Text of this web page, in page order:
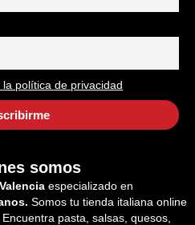
política de privacidad
somos
especializado en
Somos tu tienda italiana online
. Encuentra pasta, salsas, quesos,